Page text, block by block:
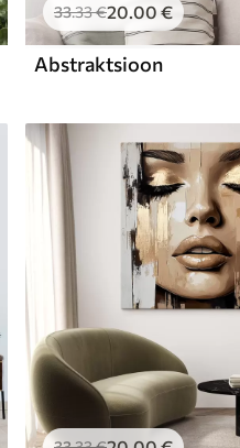
33.33€20.00 €
Abstraktsioon